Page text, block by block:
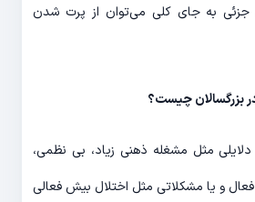
جزئی به جای کلی می‌توان از پرت شدن
بزرگسالان چیست؟
مثل مشغله ذهنی زیاد، بی نظمی،
فعال و یا مشکلاتی مثل اختلال بیش فعالی